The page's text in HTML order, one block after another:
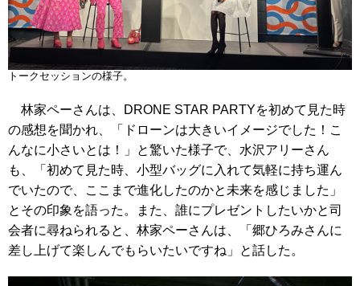
トークセッションの様子。
林家ペーさんは、DRONE STAR PARTYを初めて見た時
の感想を聞かれ、「ドローンは大きいイメージでした！こ
んなに小さいとは！」と驚いた様子で、水沢アリーさん
も、「初めて見た時、小型バッグに入れて気軽に持ち運ん
でいたので、ここまで進化したのかと未来を感じました」
とその印象を語った。また、誰にプレゼントしたいかと司
会者に尋ねられると、林家ペーさんは、「郷ひろみさんに
差し上げて楽しんでもらいたいですね」と話した。